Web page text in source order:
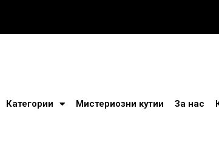
Категории Мистериозни кутии За нас